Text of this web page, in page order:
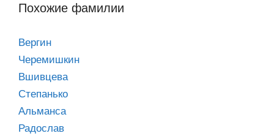
Похожие фамилии
Вергин
Черемишкин
Вшивцева
Степанько
Альманса
Радослав